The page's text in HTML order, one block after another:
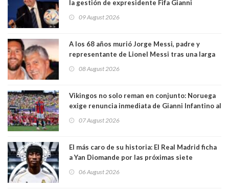
la gestión de expresidente Fifa Gianni
relación sentimental
09 August 2026
A los 68 años murió Jorge Messi, padre y
representante de Lionel Messi tras una larga
08 August 2026
Vikingos no solo reman en conjunto: Noruega
exige renuncia inmediata de Gianni Infantino al
07 August 2026
El más caro de su historia: El Real Madrid ficha
a Yan Diomande por las próximas siete
06 August 2026